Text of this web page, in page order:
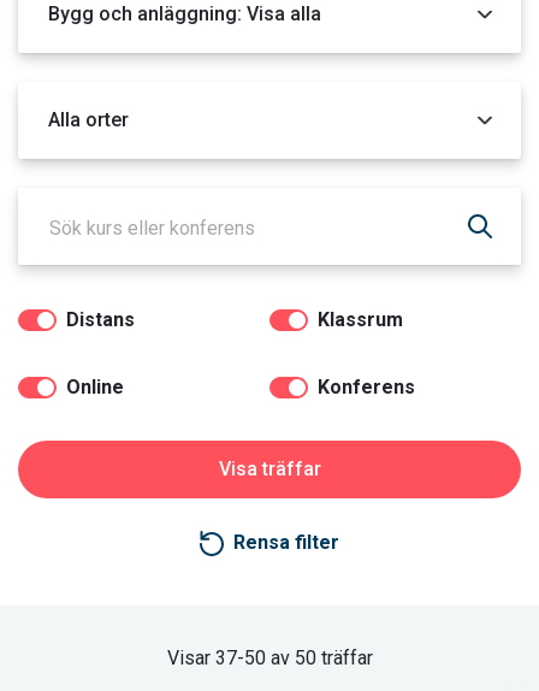
Distans Klassrum
Online Konferens
Rensa filter
Visar 37-50 av 50 träffar